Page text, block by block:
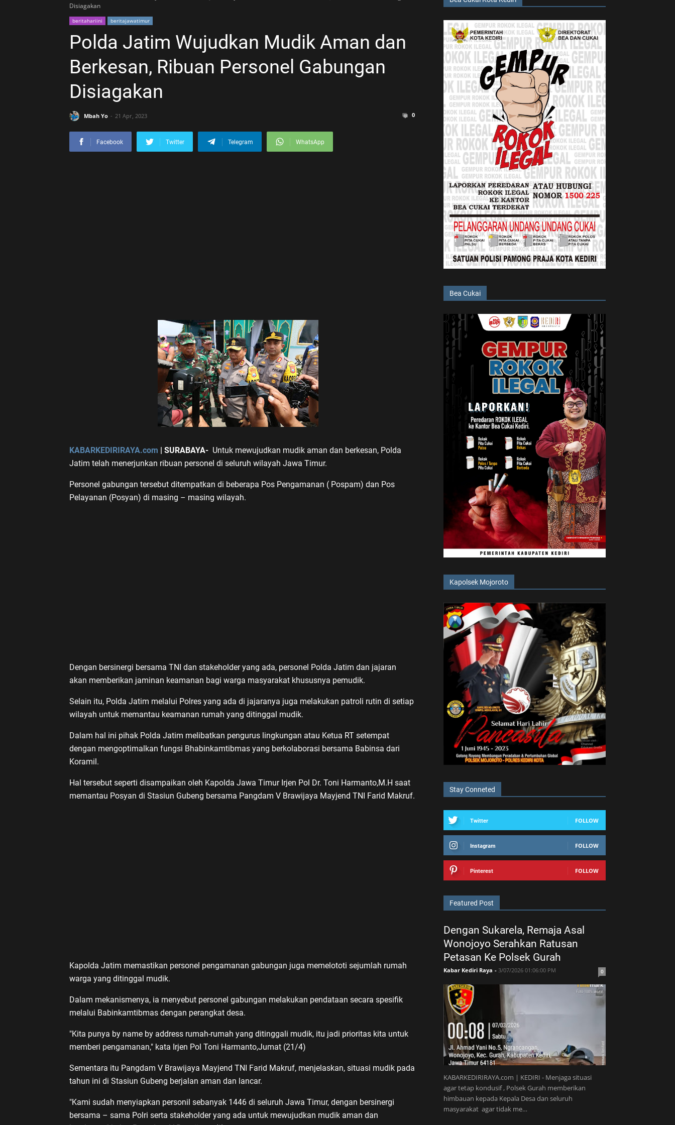
Disiagakan
beritahariini beritajawatimur
Polda Jatim Wujudkan Mudik Aman dan
Berkesan, Ribuan Personel Gabungan
Disiagakan
Mbah Yo 21 Apr, 2023 0
Facebook Twitter Telegram WhatsApp
KABARKEDIRIRAYA.com | SURABAYA- Untuk mewujudkan mudik aman dan berkesan, Polda
Jatim telah menerjunkan ribuan personel di seluruh wilayah Jawa Timur.
Personel gabungan tersebut ditempatkan di beberapa Pos Pengamanan ( Pospam) dan Pos
Pelayanan (Posyan) di masing – masing wilayah.
Dengan bersinergi bersama TNI dan stakeholder yang ada, personel Polda Jatim dan jajaran
akan memberikan jaminan keamanan bagi warga masyarakat khususnya pemudik.
Selain itu, Polda Jatim melalui Polres yang ada di jajaranya juga melakukan patroli rutin di setiap
wilayah untuk memantau keamanan rumah yang ditinggal mudik.
Dalam hal ini pihak Polda Jatim melibatkan pengurus lingkungan atau Ketua RT setempat
dengan mengoptimalkan fungsi Bhabinkamtibmas yang berkolaborasi bersama Babinsa dari
Koramil.
Hal tersebut seperti disampaikan oleh Kapolda Jawa Timur Irjen Pol Dr. Toni Harmanto,M.H saat
memantau Posyan di Stasiun Gubeng bersama Pangdam V Brawijaya Mayjend TNI Farid Makruf.
Kapolda Jatim memastikan personel pengamanan gabungan juga memelototi sejumlah rumah
warga yang ditinggal mudik.
Dalam mekanismenya, ia menyebut personel gabungan melakukan pendataan secara spesifik
melalui Babinkamtibmas dengan perangkat desa.
"Kita punya by name by address rumah-rumah yang ditinggali mudik, itu jadi prioritas kita untuk
memberi pengamanan," kata Irjen Pol Toni Harmanto,Jumat (21/4)
Sementara itu Pangdam V Brawijaya Mayjend TNI Farid Makruf, menjelaskan, situasi mudik pada
tahun ini di Stasiun Gubeng berjalan aman dan lancar.
"Kami sudah menyiapkan personil sebanyak 1446 di seluruh Jawa Timur, dengan bersinergi
bersama – sama Polri serta stakeholder yang ada untuk mewujudkan mudik aman dan
Bea Cukai
Kapolsek Mojoroto
Stay Conneted
Twitter FOLLOW
Instagram FOLLOW
Pinterest FOLLOW
Featured Post
Dengan Sukarela, Remaja Asal
Wonojoyo Serahkan Ratusan
Petasan Ke Polsek Gurah
Kabar Kediri Raya - 3/07/2026 01:06:00 PM 0
KABARKEDIRIRAYA.com | KEDIRI - Menjaga situasi
agar tetap kondusif , Polsek Gurah memberikan
himbauan kepada Kepala Desa dan seluruh
masyarakat agar tidak me…